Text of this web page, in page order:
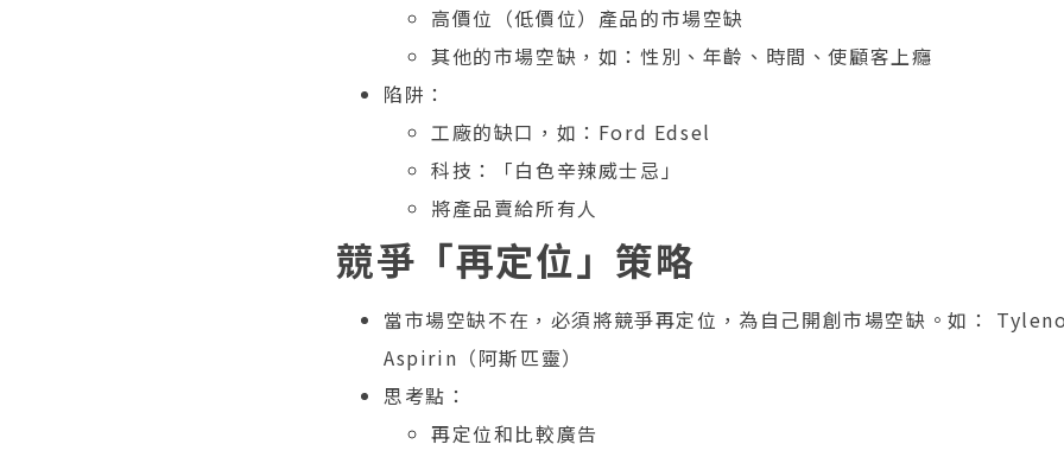
高價位（低價位）產品的市場空缺
其他的市場空缺，如：性別、年齡、時間、使顧客上癮
陷阱：
工廠的缺口，如：Ford Edsel
科技：「白色辛辣威士忌」
將產品賣給所有人
競爭「再定位」策略
當市場空缺不在，必須將競爭再定位，為自己開創市場空缺。如：
Aspirin（阿斯匹靈）
思考點：
再定位和比較廣告